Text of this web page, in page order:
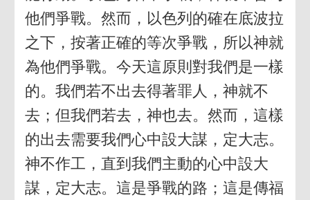
他們爭戰。然而，以色列的確在底波拉
之下，按著正確的等次爭戰，所以神就
為他們爭戰。今天這原則對我們是一樣
的。我們若不出去得著罪人，神就不
去；但我們若去，神也去。然而，這樣
的出去需要我們心中設大謀，定大志。
神不作工，直到我們主動的心中設大
謀，定大志。這是爭戰的路；這是傳福